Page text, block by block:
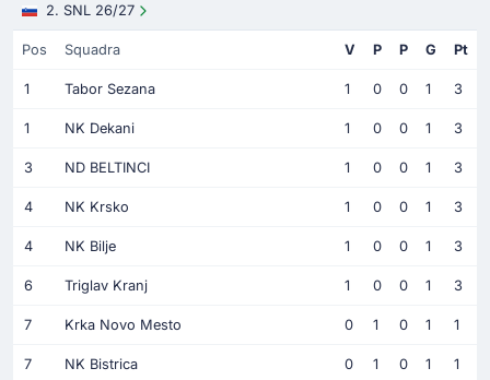
2. SNL 26/27
Pos Squadra V P P G Pt
1 Tabor Sezana 1 0 0 1 3
1 NK Dekani 1 0 0 1 3
3 ND BELTINCI 1 0 0 1 3
4 NK Krsko 1 0 0 1 3
4 NK Bilje 1 0 0 1 3
6 Triglav Kranj 1 0 0 1 3
7 Krka Novo Mesto 0 1 0 1 1
7 NK Bistrica 0 1 0 1 1